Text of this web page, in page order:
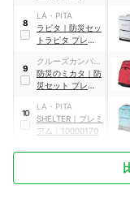
8
LA・PITA
ラピタ ｜ 防災セッ
トラピタ プレミア
10000221
9
クルーズカンパニ
ー
防災のミカタ ｜ 防
災セット プレミア
10
LA・PITA
SHELTER ｜ プレミ
アム
10000170